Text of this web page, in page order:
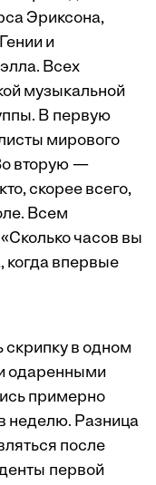
Эриксона,
и
Всех
музыкальной
В первую
мирового
вторую —
скорее всего,
Всем
часов вы
когда впервые
скрипку в одном
одаренными
примерно
неделю. Разница
после
первой